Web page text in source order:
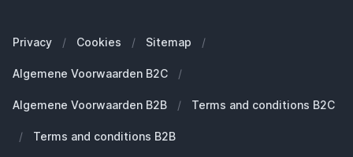
Zakelijke klanten (B2B)
Groot en uniek assortiment
400.000+ klanten geleverd
Welke MagSafe heb ik nodig?
Werken bij SB Supply
Working at SB Supply
Privacy / Cookies / Sitemap /
Algemene Voorwaarden B2C /
Algemene Voorwaarden B2B / Terms and conditions B2C
/ Terms and conditions B2B